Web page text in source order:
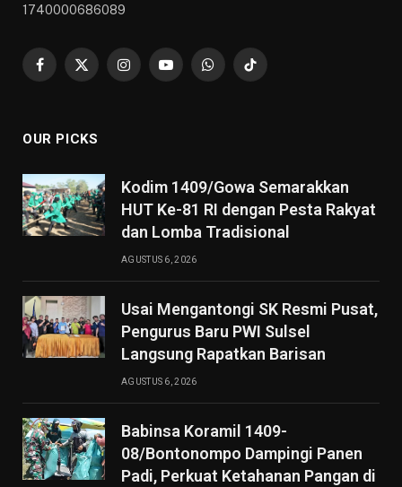
1740000686089
Facebook
X
InstagramYouTubeWhatsAppTikTok
OUR PICKS
Kodim 1409/Gowa Semarakkan
HUT Ke-81 RI dengan Pesta Rakyat
dan Lomba Tradisional
AGUSTUS 6, 2026
Usai Mengantongi SK Resmi Pusat,
Pengurus Baru PWI Sulsel
Langsung Rapatkan Barisan
AGUSTUS 6, 2026
Babinsa Koramil 1409-
08/Bontonompo Dampingi Panen
Padi, Perkuat Ketahanan Pangan di